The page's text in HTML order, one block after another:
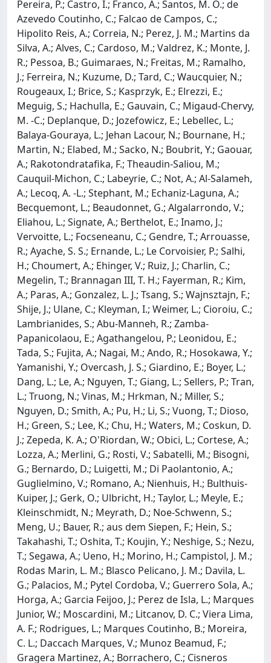
Pereira, P.; Castro, I.; Franco, A.; Santos, M. O.; de
Azevedo Coutinho, C.; Falcao de Campos, C.;
Hipolito Reis, A.; Correia, N.; Perez, J. M.; Martins da
Silva, A.; Alves, C.; Cardoso, M.; Valdrez, K.; Monte, J.
R.; Pessoa, B.; Guimaraes, N.; Freitas, M.; Ramalho,
J.; Ferreira, N.; Kuzume, D.; Tard, C.; Waucquier, N.;
Rougeaux, I.; Brice, S.; Kasprzyk, E.; Elrezzi, E.;
Meguig, S.; Hachulla, E.; Gauvain, C.; Migaud-Chervy,
M. -C.; Deplanque, D.; Jozefowicz, E.; Lebellec, L.;
Balaya-Gouraya, L.; Jehan Lacour, N.; Bournane, H.;
Martin, N.; Elabed, M.; Sacko, N.; Boubrit, Y.; Gaouar,
A.; Rakotondratafika, F.; Theaudin-Saliou, M.;
Cauquil-Michon, C.; Labeyrie, C.; Not, A.; Al-Salameh,
A.; Lecoq, A. -L.; Stephant, M.; Echaniz-Laguna, A.;
Becquemont, L.; Beaudonnet, G.; Algalarrondo, V.;
Eliahou, L.; Signate, A.; Berthelot, E.; Inamo, J.;
Vervoitte, L.; Focseneanu, C.; Gendre, T.; Arrouasse,
R.; Ayache, S. S.; Ernande, L.; Le Corvoisier, P.; Salhi,
H.; Choumert, A.; Ehinger, V.; Ruiz, J.; Charlin, C.;
Megelin, T.; Brannagan III, T. H.; Fayerman, R.; Kim,
A.; Paras, A.; Gonzalez, L. J.; Tsang, S.; Wajnsztajn, F.;
Shije, J.; Ulane, C.; Kleyman, I.; Weimer, L.; Cioroiu, C.;
Lambrianides, S.; Abu-Manneh, R.; Zamba-
Papanicolaou, E.; Agathangelou, P.; Leonidou, E.;
Tada, S.; Fujita, A.; Nagai, M.; Ando, R.; Hosokawa, Y.;
Yamanishi, Y.; Overcash, J. S.; Giardino, E.; Boyer, L.;
Dang, L.; Le, A.; Nguyen, T.; Giang, L.; Sellers, P.; Tran,
L.; Truong, N.; Vinas, M.; Hrkman, N.; Miller, S.;
Nguyen, D.; Smith, A.; Pu, H.; Li, S.; Vuong, T.; Dioso,
H.; Green, S.; Lee, K.; Chu, H.; Waters, M.; Coskun, D.
J.; Zepeda, K. A.; O'Riordan, W.; Obici, L.; Cortese, A.;
Lozza, A.; Merlini, G.; Rosti, V.; Sabatelli, M.; Bisogni,
G.; Bernardo, D.; Luigetti, M.; Di Paolantonio, A.;
Guglielmino, V.; Romano, A.; Nienhuis, H.; Bulthuis-
Kuiper, J.; Gerk, O.; Ulbricht, H.; Taylor, L.; Meyle, E.;
Kleinschmidt, N.; Meyrath, D.; Noe-Schwenn, S.;
Meng, U.; Bauer, R.; aus dem Siepen, F.; Hein, S.;
Takahashi, T.; Oshita, T.; Koujin, Y.; Neshige, S.; Nezu,
T.; Segawa, A.; Ueno, H.; Morino, H.; Campistol, J. M.;
Rodas Marin, L. M.; Blasco Pelicano, J. M.; Davila, L.
G.; Palacios, M.; Pytel Cordoba, V.; Guerrero Sola, A.;
Horga, A.; Garcia Feijoo, J.; Perez de Isla, L.; Marques
Junior, W.; Moscardini, M.; Litcanov, D. C.; Viera Lima,
A. F.; Rodrigues, L.; Marques Coutinho, B.; Moreira,
C. L.; Daccach Marques, V.; Munoz Beamud, F.;
Gragera Martinez, A.; Borrachero, C.; Cisneros